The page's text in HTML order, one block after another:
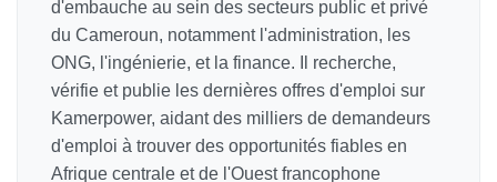
d'embauche au sein des secteurs public et privé
du Cameroun, notamment l'administration, les
ONG, l'ingénierie, et la finance. Il recherche,
vérifie et publie les dernières offres d'emploi sur
Kamerpower, aidant des milliers de demandeurs
d'emploi à trouver des opportunités fiables en
Afrique centrale et de l'Ouest francophone